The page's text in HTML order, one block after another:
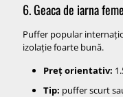
6. Geaca de iarna
Puffer popular
izolație foarte bună.
Preț orientativ:
Tip: puffer scurt